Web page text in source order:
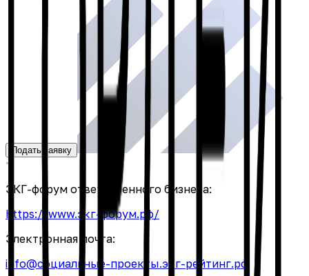
Подать заявку
ЭКГ-форум ответственного бизнеса:
https://www.экг-форум.рф/
Электронная почта:
info@социальные-проекты.экг-рейтинг.рф